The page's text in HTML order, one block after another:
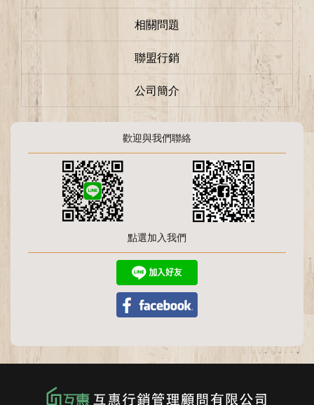
相關問題
聯盟行銷
公司簡介
歡迎與我們聯絡
點選加入我們